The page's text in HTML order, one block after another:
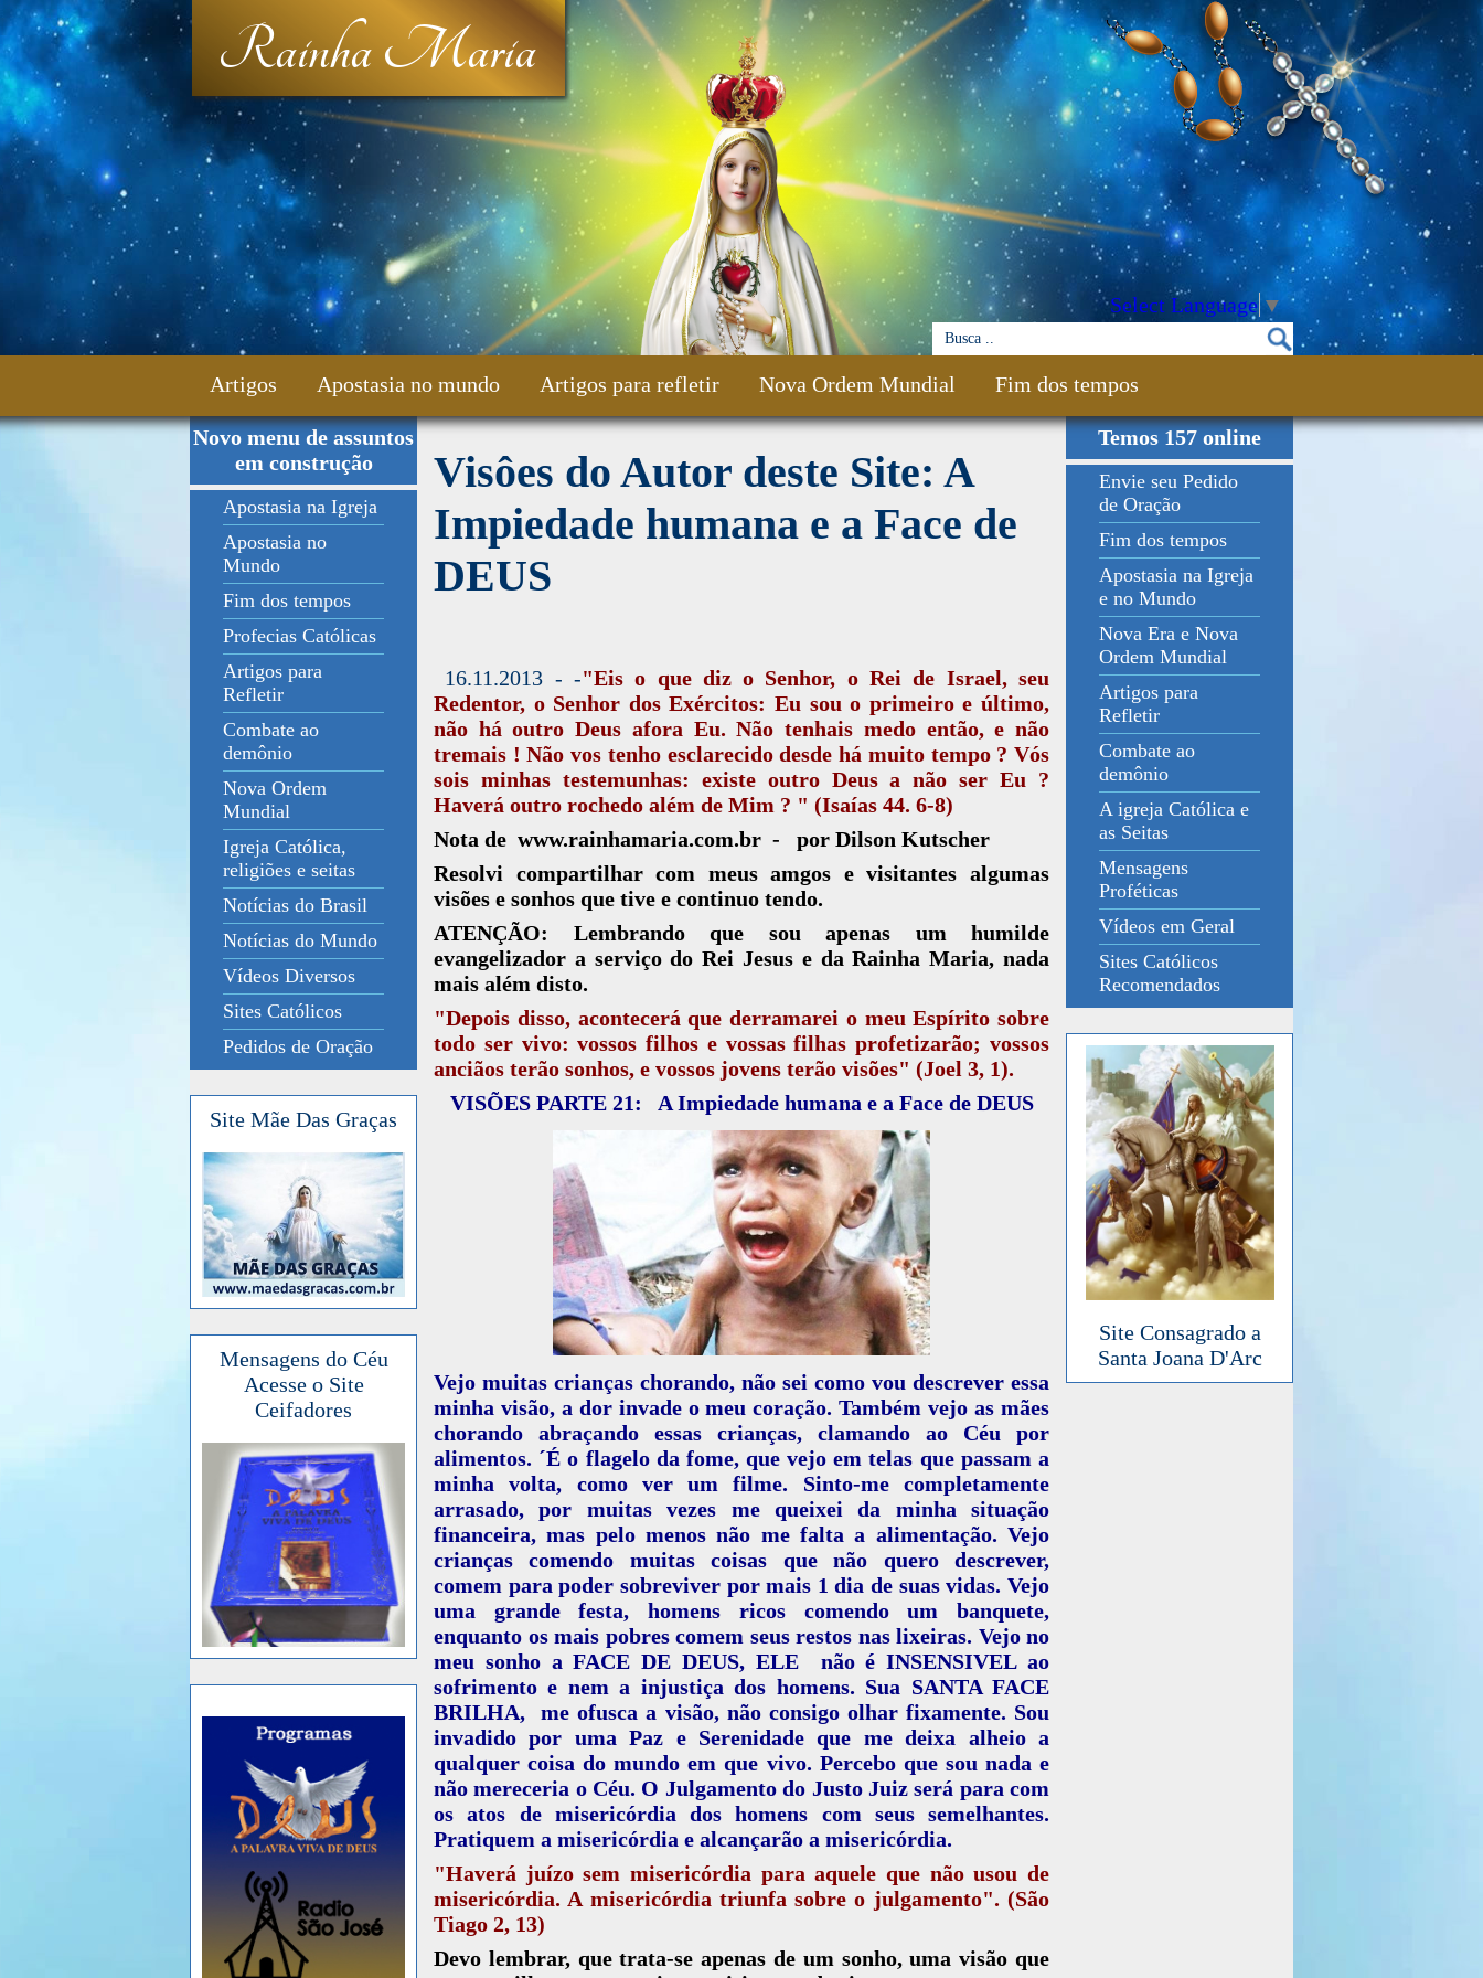
Rainha Maria
Select Language ▼
Artigos Apostasia no mundo Artigos para refletir Nova Ordem Mundial Fim dos tempos
Fale Conosco
Novo menu de assuntos
em construção
Apostasia na Igreja
Apostasia no
Mundo
Fim dos tempos
Profecias Católicas
Artigos para
Refletir
Combate ao
demônio
Nova Ordem
Mundial
Igreja Católica,
religiões e seitas
Notícias do Brasil
Notícias do Mundo
Vídeos Diversos
Sites Católicos
Pedidos de Oração
Site Mãe Das Graças
Mensagens do Céu
Acesse o Site
Ceifadores
Visôes do Autor deste Site: A
Impiedade humana e a Face de
DEUS
16.11.2013 - -"Eis o que diz o Senhor, o Rei de Israel, seu
Redentor, o Senhor dos Exércitos: Eu sou o primeiro e último,
não há outro Deus afora Eu. Não tenhais medo então, e não
tremais ! Não vos tenho esclarecido desde há muito tempo ? Vós
sois minhas testemunhas: existe outro Deus a não ser Eu ?
Haverá outro rochedo além de Mim ? " (Isaías 44. 6-8)
Nota de www.rainhamaria.com.br - por Dilson Kutscher
Resolvi compartilhar com meus amgos e visitantes algumas
visões e sonhos que tive e continuo tendo.
ATENÇÃO: Lembrando que sou apenas um humilde
evangelizador a serviço do Rei Jesus e da Rainha Maria, nada
mais além disto.
"Depois disso, acontecerá que derramarei o meu Espírito sobre
todo ser vivo: vossos filhos e vossas filhas profetizarão; vossos
anciãos terão sonhos, e vossos jovens terão visões" (Joel 3, 1).
VISÕES PARTE 21:
A Impiedade humana e a Face de DEUS
Vejo muitas crianças chorando, não sei como vou descrever essa
minha visão, a dor invade o meu coração. Também vejo as mães
chorando abraçando essas crianças, clamando ao Céu por
alimentos. ´É o flagelo da fome, que vejo em telas que passam a
minha volta, como ver um filme. Sinto-me completamente
arrasado, por muitas vezes me queixei da minha situação
financeira, mas pelo menos não me falta a alimentação. Vejo
crianças comendo muitas coisas que não quero descrever,
comem para poder sobreviver por mais 1 dia de suas vidas. Vejo
uma grande festa, homens ricos comendo um banquete,
enquanto os mais pobres comem seus restos nas lixeiras. Vejo no
meu sonho a FACE DE DEUS, ELE não é INSENSIVEL ao
sofrimento e nem a injustiça dos homens. Sua SANTA FACE
BRILHA, me ofusca a visão, não consigo olhar fixamente. Sou
invadido por uma Paz e Serenidade que me deixa alheio a
qualquer coisa do mundo em que vivo. Percebo que sou nada e
não mereceria o Céu. O Julgamento do Justo Juiz será para com
os atos de misericórdia dos homens com seus semelhantes.
Pratiquem a misericórdia e alcançarão a misericórdia.
"Haverá juízo sem misericórdia para aquele que não usou de
misericórdia. A misericórdia triunfa sobre o julgamento". (São
Tiago 2, 13)
Devo lembrar, que trata-se apenas de um sonho, uma visão que
Temos 157 online
Envie seu Pedido
de Oração
Fim dos tempos
Apostasia na Igreja
e no Mundo
Nova Era e Nova
Ordem Mundial
Artigos para
Refletir
Combate ao
demônio
A igreja Católica e
as Seitas
Mensagens
Proféticas
Vídeos em Geral
Sites Católicos
Recomendados
Site Consagrado a
Santa Joana D'Arc